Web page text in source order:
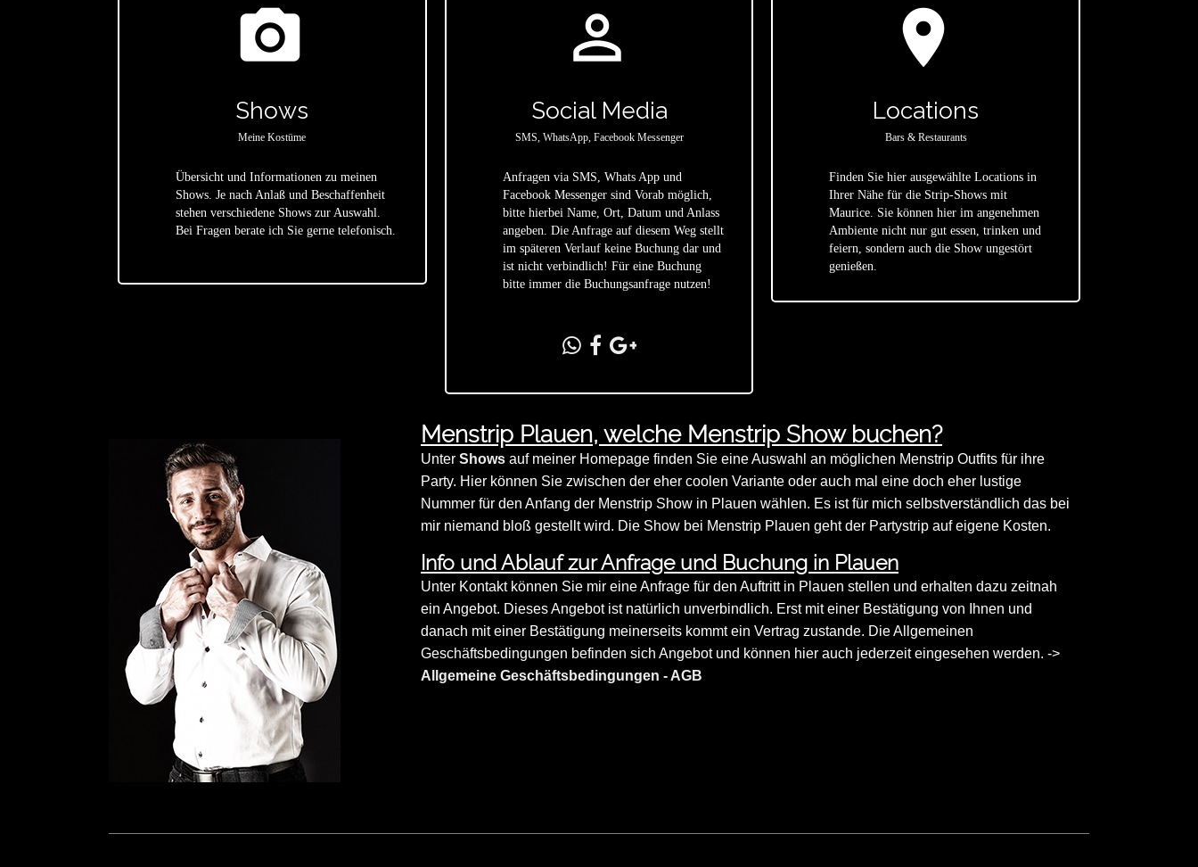
photo_camera
Shows
Meine Kostüme
Übersicht und Informationen zu meinen
Shows. Je nach Anlaß und Beschaffenheit
stehen verschiedene Shows zur Auswahl.
Bei Fragen berate ich Sie gerne telefonisch.
person_outline
Social Media
SMS, WhatsApp, Facebook Messenger
Anfragen via SMS, Whats App und
Facebook Messenger sind Vorab möglich,
bitte hierbei Name, Ort, Datum und Anlass
angeben. Die Anfrage auf diesem Weg stellt
im späteren Verlauf keine Buchung dar und
ist nicht verbindlich! Für eine Buchung
bitte immer die Buchungsanfrage nutzen!
location_on
Locations
Bars & Restaurants
Finden Sie hier ausgewählte Locations in
Ihrer Nähe für die Strip-Shows mit
Maurice. Sie können hier im angenehmen
Ambiente nicht nur gut essen, trinken und
feiern, sondern auch die Show ungestört
genießen.
Menstrip Plauen, welche Menstrip Show buchen?
Unter Shows auf meiner Homepage finden Sie eine Auswahl an möglichen Menstrip Outfits für ihre
Party. Hier können Sie zwischen der eher coolen Variante oder auch mal eine doch eher lustige
Nummer für den Anfang der Menstrip Show in Plauen wählen. Es ist für mich selbstverständlich das bei
mir niemand bloß gestellt wird. Die Show bei Menstrip Plauen geht der Partystrip auf eigene Kosten.
Info und Ablauf zur Anfrage und Buchung in Plauen
Unter Kontakt können Sie mir eine Anfrage für den Auftritt in Plauen stellen und erhalten dazu zeitnah
ein Angebot. Dieses Angebot ist natürlich unverbindlich. Erst mit einer Bestätigung von Ihnen und
danach mit einer Bestätigung meinerseits kommt ein Vertrag zustande. Die Allgemeinen
Geschäftsbedingungen befinden sich Angebot und können hier auch jederzeit eingesehen werden. ->
Allgemeine Geschäftsbedingungen - AGB